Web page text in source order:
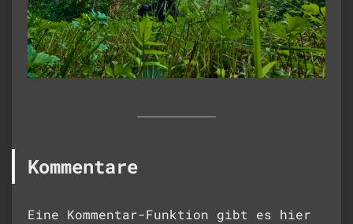
Kommentare
Eine Kommentar-Funktion gibt es hier